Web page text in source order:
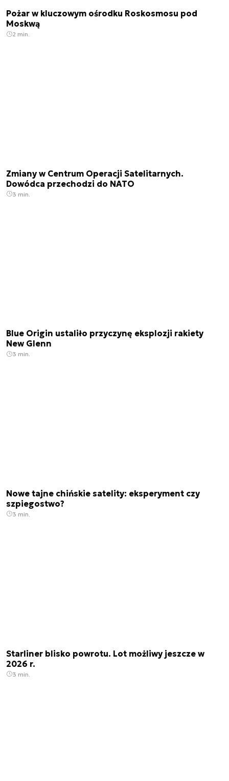
Pożar w kluczowym ośrodku Roskosmosu pod
Moskwą
2 min.
Zmiany w Centrum Operacji Satelitarnych.
Dowódca przechodzi do NATO
3 min.
Blue Origin ustaliło przyczynę eksplozji rakiety
New Glenn
3 min.
Nowe tajne chińskie satelity: eksperyment czy
szpiegostwo?
3 min.
Starliner blisko powrotu. Lot możliwy jeszcze w
2026 r.
3 min.